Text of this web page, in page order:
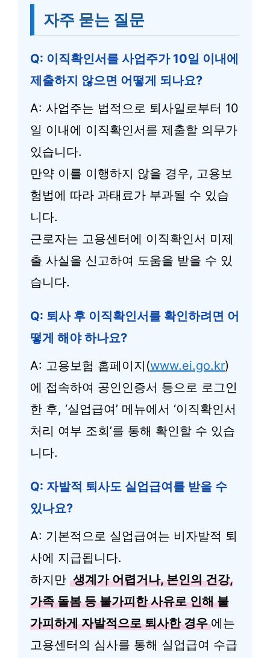
자주 묻는 질문
Q: 이직확인서를 사업주가 10일 이내에
제출하지 않으면 어떻게 되나요?
A: 사업주는 법적으로 퇴사일로부터 10
일 이내에 이직확인서를 제출할 의무가
있습니다.
만약 이를 이행하지 않을 경우, 고용보
험법에 따라 과태료가 부과될 수 있습
니다.
근로자는 고용센터에 이직확인서 미제
출 사실을 신고하여 도움을 받을 수 있
습니다.
Q: 퇴사 후 이직확인서를 확인하려면 어
떻게 해야 하나요?
A: 고용보험 홈페이지(www.ei.go.kr)
에 접속하여 공인인증서 등으로 로그인
한 후, ‘실업급여’ 메뉴에서 ‘이직확인서
처리 여부 조회’를 통해 확인할 수 있습
니다.
Q: 자발적 퇴사도 실업급여를 받을 수
있나요?
A: 기본적으로 실업급여는 비자발적 퇴
사에 지급됩니다.
하지만 생계가 어렵거나, 본인의 건강,
가족 돌봄 등 불가피한 사유로 인해 불
가피하게 자발적으로 퇴사한 경우 에는
고용센터의 심사를 통해 실업급여 수급